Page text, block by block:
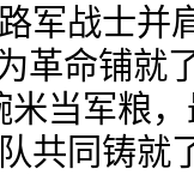
军战士
革命铺就
米当军粮
共同铸就